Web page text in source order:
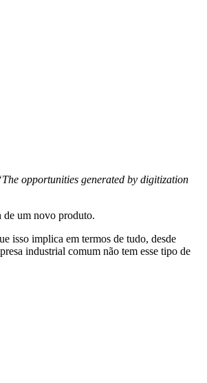
opportunities generated by digitization
de um novo produto.
isso implica em termos de tudo, desde
industrial comum não tem esse tipo de